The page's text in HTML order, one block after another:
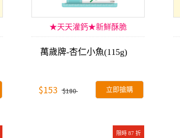
★天天灌鈣★新鮮酥脆
萬歲牌-杏仁小魚(115g)
$153 $180 立即搶購
限時 87 折